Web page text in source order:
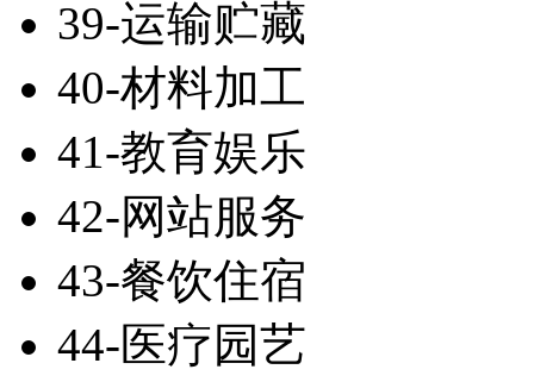
39-运输贮藏
40-材料加工
41-教育娱乐
42-网站服务
43-餐饮住宿
44-医疗园艺